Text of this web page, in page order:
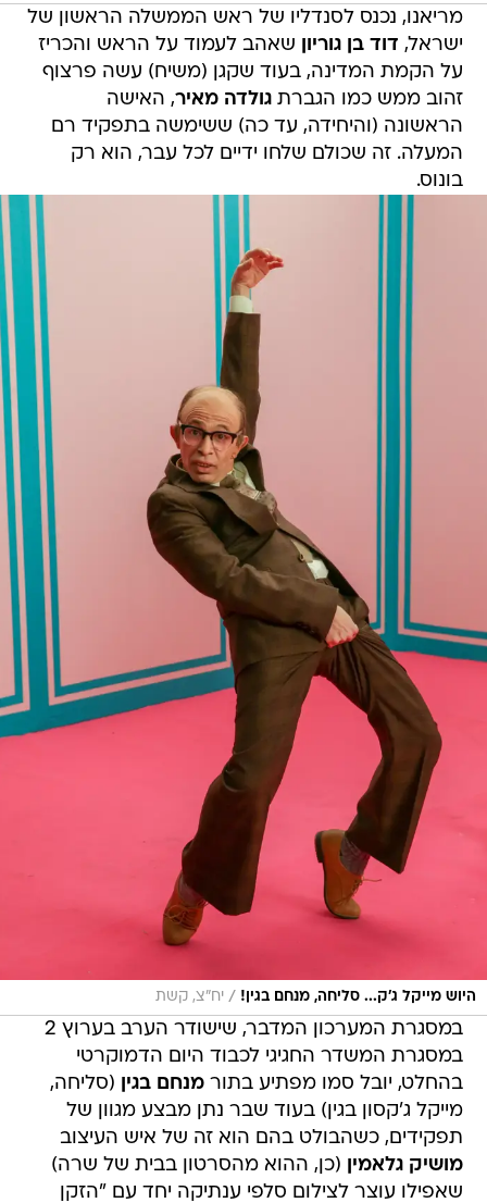
מריאנו, נכנס לסנדליו של ראש הממשלה הראשון של
ישראל, דוד בן גוריון שאהב לעמוד על הראש והכריז
על הקמת המדינה, בעוד שקגן (משיח) עשה פרצוף
זהוב ממש כמו הגברתגולדה מאיר, האישה
הראשונה (והיחידה, עד כה) ששימשה בתפקיד רם
המעלה. זה שכולם שלחו ידיים לכל עבר, הוא רק
בונוס.
היוש מייקל ג'ק... סליחה, מנחם בגין! / יח"צ, קשת
במסגרת המערכון המדבר, שישודר הערב בערוץ 2
במסגרת המשדר החגיגי לכבוד היום הדמוקרטי
בהחלט, יובל סמו מפתיע בתורמנחם בגין
(סליחה,
מייקל ג'קסון בגין) בעוד שבר נתן מבצע מגוון של
תפקידים, כשהבולט בהם הוא זה של איש העיצוב
מושיק גלאמין
(כן, ההוא מהסרטון בבית של שרה)
שאפילו עוצר לצילום סלפי ענתיקה יחד עם "הזקן